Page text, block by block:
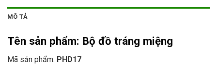
MÔ TẢ
Tên sản phẩm: Bộ đồ tráng miệng
Mã sản phẩm: PHD17